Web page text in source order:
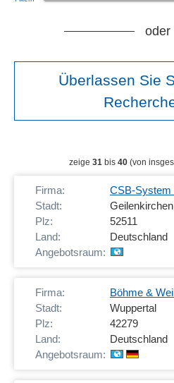
oder
Überlassen Sie
zeige 31bis 40(von
CSB-System
Geilenkirchen
52511
Deutschland
Böhme &
Wuppertal
42279
Deutschland